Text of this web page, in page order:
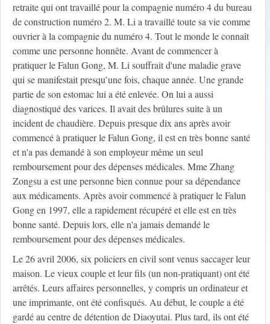
retraite qui ont travaillé pour la compagnie numéro 4 du bureau
de construction numéro 2. M. Li a travaillé toute sa vie comme
ouvrier à la compagnie du numéro 4. Tout le monde le connaît
comme une personne honnête. Avant de commencer à
pratiquer le Falun Gong, M. Li souffrait d'une maladie grave
qui se manifestait presqu’une fois, chaque année. Une grande
partie de son estomac lui a été enlevée. On lui a aussi
diagnostiqué des varices. Il avait des brûlures suite à un
incident de chaudière. Depuis presque dix ans après avoir
commencé à pratiquer le Falun Gong, il est en très bonne santé
et n'a pas demandé à son employeur même un seul
remboursement pour des dépenses médicales. Mme Zhang
Zongsu a est une personne bien connue pour sa dépendance
aux médicaments. Après avoir commencé à pratiquer le Falun
Gong en 1997, elle a rapidement récupéré et elle est en très
bonne santé. Depuis lors, elle n'a jamais demandé le
remboursement pour des dépenses médicales.
Le 26 avril 2006, six policiers en civil sont venus saccager leur
maison. Le vieux couple et leur fils (un non-pratiquant) ont été
arrêtés. Leurs affaires personnelles, y compris un ordinateur et
une imprimante, ont été confisqués. Au début, le couple a été
gardé au centre de détention de Diaoyutai. Plus tard, ils ont été